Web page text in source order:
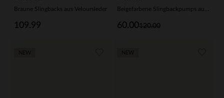
Braune Slingbacks aus Veloursleder
109.99 120.00
60.00